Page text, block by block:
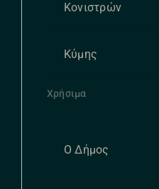
Κονιστρών
Κύμης
Χρήσιμα
Ο Δήμος